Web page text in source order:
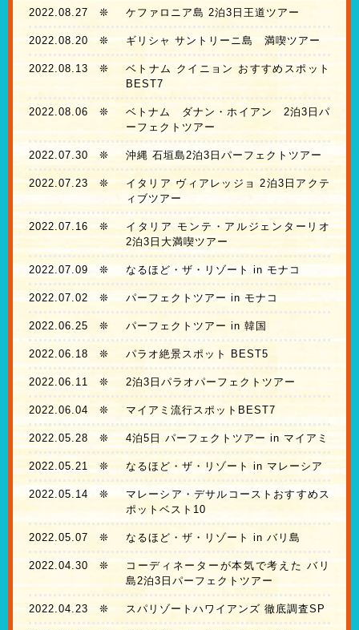
2022.08.27 ❊ ケファロニア島 2泊3日王道ツアー
2022.08.20❊ ギリシャ サントリーニ島 満喫ツアー
2022.08.13 ❊
ベトナム クイニョン おすすめスポット
BEST7
2022.08.06 ❊
ベトナム ダナン・ホイアン 2泊3日パ
ーフェクトツアー
2022.07.30 ❊ 沖縄 石垣島2泊3日パーフェクトツアー
2022.07.23❊
イタリア ヴィアレッジョ 2泊3日アクテ
ィブツアー
2022.07.16❊
イタリア モンテ・アルジェンターリオ
2泊3日大満喫ツアー
2022.07.09 ❊ なるほど・ザ・リゾート in モナコ
2022.07.02 ❊ パーフェクトツアー in モナコ
2022.06.25 ❊ パーフェクトツアー in 韓国
2022.06.18 ❊ パラオ絶景スポット BEST5
2022.06.11 ❊ 2泊3日パラオパーフェクトツアー
2022.06.04 ❊ マイアミ流行スポットBEST7
2022.05.28 ❊ 4泊5日 パーフェクトツアー in マイアミ
2022.05.21 ❊ なるほど・ザ・リゾート in マレーシア
2022.05.14 ❊
マレーシア・デサルコーストおすすめス
ポットベスト10
2022.05.07 ❊ なるほど・ザ・リゾート in バリ島
2022.04.30 ❊
コーディネーターが本気で考えた バリ
島2泊3日パーフェクトツアー
2022.04.23 ❊ スパリゾートハワイアンズ 徹底調査SP